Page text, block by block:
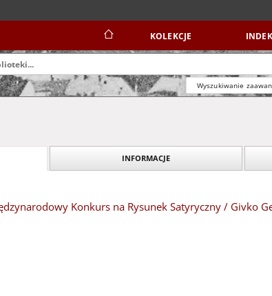
KOLEKCJE
Wyszukiwanie
INFORMACJE
Konkurs na Rysunek Satyryczny / Givko